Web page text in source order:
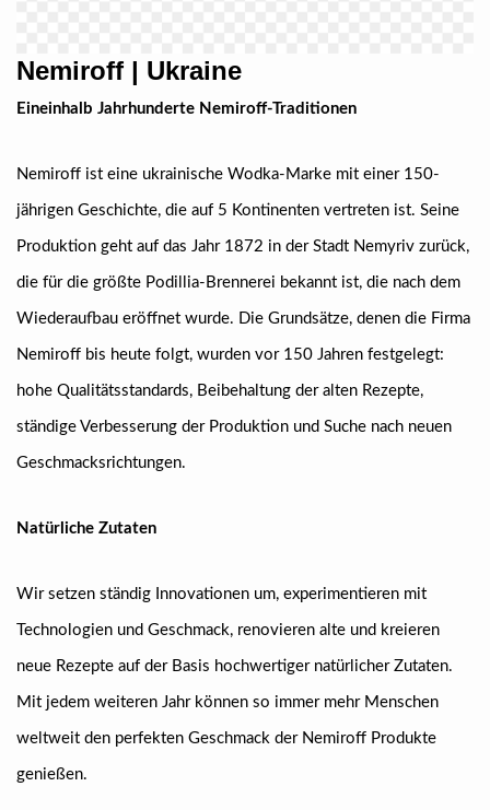
Nemiroff | Ukraine
Eineinhalb Jahrhunderte Nemiroff-Traditionen
Nemiroff ist eine ukrainische Wodka-Marke mit einer 150-
jährigen Geschichte, die auf 5 Kontinenten vertreten ist. Seine
Produktion geht auf das Jahr 1872 in der Stadt Nemyriv zurück,
die für die größte Podillia-Brennerei bekannt ist, die nach dem
Wiederaufbau eröffnet wurde. Die Grundsätze, denen die Firma
Nemiroff bis heute folgt, wurden vor 150 Jahren festgelegt:
hohe Qualitätsstandards, Beibehaltung der alten Rezepte,
ständige Verbesserung der Produktion und Suche nach neuen
Geschmacksrichtungen.
Natürliche Zutaten
Wir setzen ständig Innovationen um, experimentieren mit
Technologien und Geschmack, renovieren alte und kreieren
neue Rezepte auf der Basis hochwertiger natürlicher Zutaten.
Mit jedem weiteren Jahr können so immer mehr Menschen
weltweit den perfekten Geschmack der Nemiroff Produkte
genießen.